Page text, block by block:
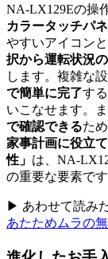
NA-LX129Eの操
カラータッチパ
やすいアイコン
択から運転状況
します。複雑な設
で簡単に完了す
いこなせます。ま
で確認できるた
家事計画に役立
性」 は、NA-
の重要な要素です
▶ あわせて読み
あたためムラの